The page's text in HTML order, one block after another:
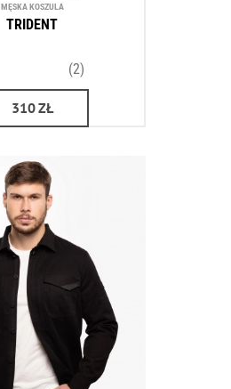
MĘSKA KOSZULA
TRIDENT
(2)
310ZŁ